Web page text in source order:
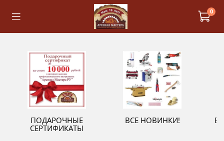
0
ПОДАРОЧНЫЕ
СЕРТИФИКАТЫ
ВСЕ НОВИНКИ!